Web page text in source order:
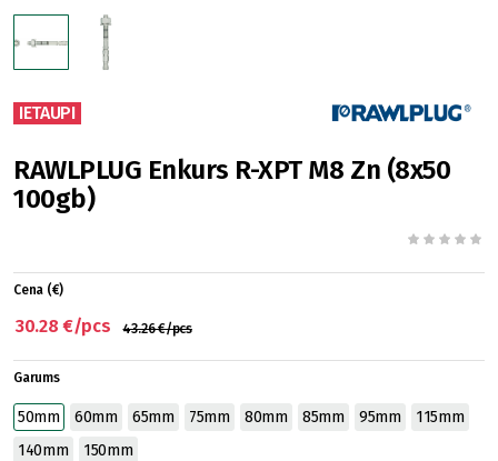
IETAUPI
RAWLPLUG Enkurs R-XPT M8 Zn (8x50
100gb)
Cena (€)
43.26 €/pcs
30.28 €/pcs
Garums
50mm 60mm 65mm 75mm 80mm 85mm 95mm
115mm
140mm
150mm